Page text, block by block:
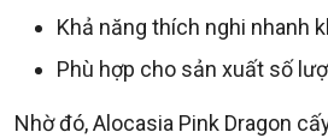
Khả năng thích nghi nhanh
Phù hợp cho sản xuất số
Nhờ đó, Alocasia Pink Dragon